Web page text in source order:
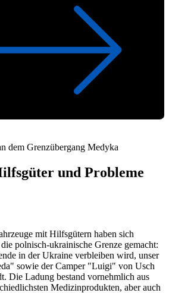
dem Grenzübergang Medyka
und Probleme
mit Hilfsgütern haben sich
polnisch-ukrainische Grenze gemacht:
in der Ukraine verbleiben wird, unser
sowie der Camper "Luigi" von Usch
Die Ladung bestand vornehmlich aus
Medizinprodukten, aber auch